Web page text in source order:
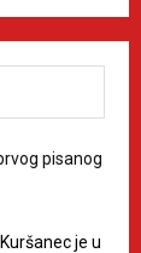
pisanog
Kuršanec je u